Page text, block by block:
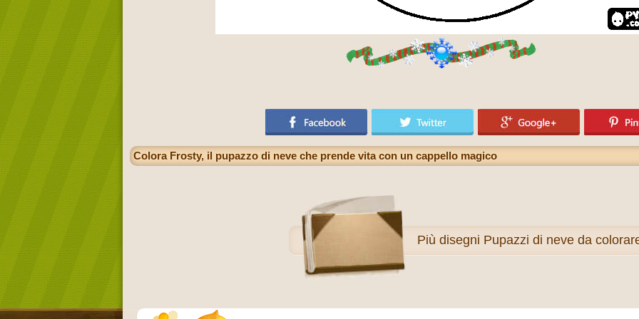
Colora Frosty, il pupazzo di neve che prende vita con un cappello magico
Più disegni Pupazzi di neve da